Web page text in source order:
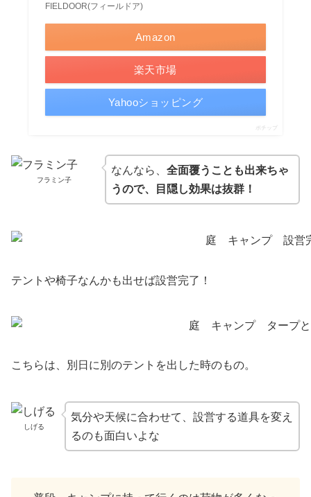
FIELDOOR(フィールドア)
Amazon
楽天市場
Yahooショッピング
ポチップ
フラミン子
なんなら、 全面覆うことも出来ちゃ
うので、目隠し効果は抜群！
テントや椅子なんかも出せば設営完了！
こちらは、別日に別のテントを出した時のもの。
しげる
気分や天候に合わせて、設営する道具を変え
るのも面白いよな